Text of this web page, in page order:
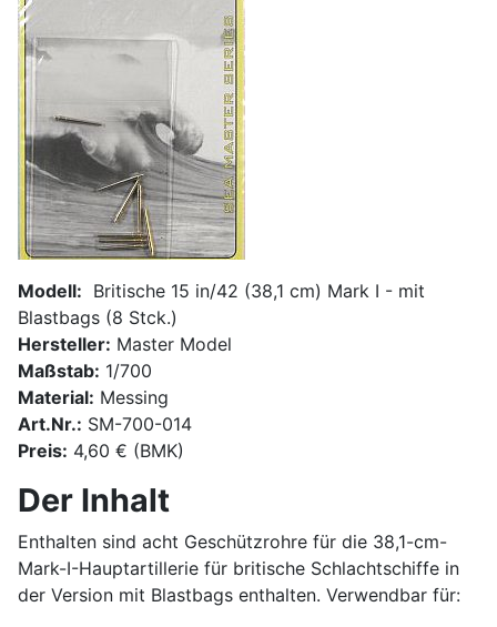
Modell: Britische 15 in/42 (38,1 cm) Mark I - mit
Blastbags (8 Stck.)
Hersteller: Master Model
Maßstab: 1/700
Material: Messing
Art.Nr.: SM-700-014
Preis: 4,60 € (BMK)
Der Inhalt
Enthalten sind acht Geschützrohre für die 38,1-cm-
Mark-I-Hauptartillerie für britische Schlachtschiffe in
der Version mit Blastbags enthalten. Verwendbar für: